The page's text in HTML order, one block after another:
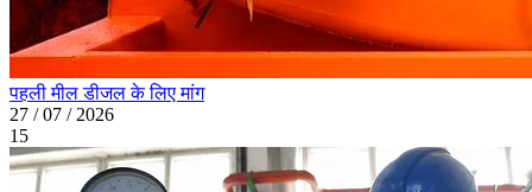
पहली मील डीजल के लिए मांग
27 / 07 / 2026
15